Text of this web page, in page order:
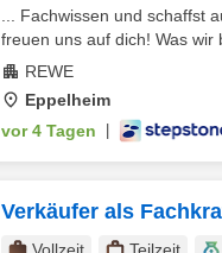
... Fachwissen und schaffst
freuen uns auf dich! Was wir
REWE
Eppelheim
vor 4 Tagen
Verkäufer als